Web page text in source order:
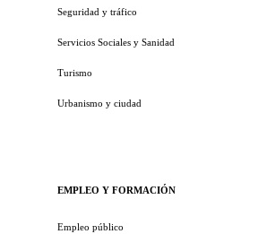
Seguridad y tráfico
Servicios Sociales y Sanidad
Turismo
Urbanismo y ciudad
EMPLEO Y FORMACIÓN
Empleo público